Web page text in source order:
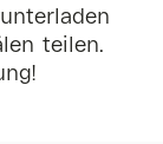
teilen.